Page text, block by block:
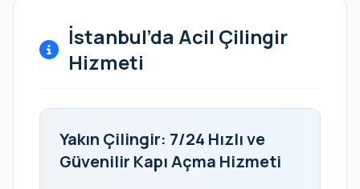
İstanbul’da Acil Çilingir
Hizmeti
Yakın Çilingir: 7/24 Hızlı ve
Güvenilir Kapı Açma Hizmeti